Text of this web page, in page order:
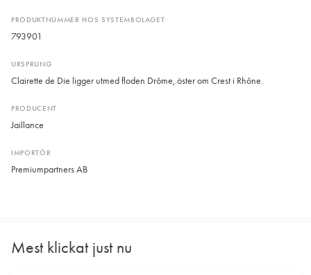
PRODUKTNUMMER HOS SYSTEMBOLAGET
793901
URSPRUNG
Clairette de Die ligger utmed floden Drôme, öster om Crest i Rhône.
PRODUCENT
Jaillance
IMPORTÖR
Premiumpartners AB
Mest klickat just nu